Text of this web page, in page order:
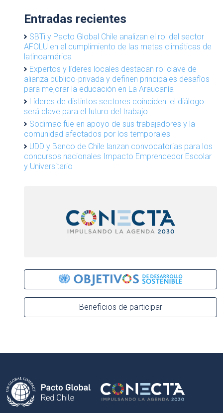
Entradas recientes
SBTi y Pacto Global Chile analizan el rol del sector
AFOLU en el cumplimiento de las metas climáticas de
latinoamérica
Expertos y líderes locales destacan rol clave de
alianza público-privada y definen principales desafíos
para mejorar la educación en La Araucanía
Líderes de distintos sectores coinciden: el diálogo
será clave para el futuro del trabajo
Sodimac fue en apoyo de sus trabajadores y la
comunidad afectados por los temporales
UDD y Banco de Chile lanzan convocatorias para los
concursos nacionales Impacto Emprendedor Escolar
y Universitario
Beneficios de participar